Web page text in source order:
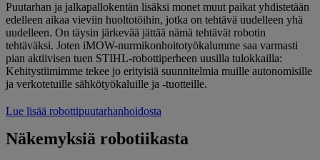
Puutarhan ja jalkapallokentän lisäksi monet muut paikat yhdistetään
edelleen aikaa vieviin huoltotöihin, jotka on tehtävä uudelleen yhä
uudelleen. On täysin järkevää jättää nämä tehtävät robotin
tehtäväksi. Joten iMOW-nurmikonhoitotyökalumme saa varmasti
pian aktiivisen tuen STIHL-robottiperheen uusilla tulokkailla:
Kehitystiimimme tekee jo erityisiä suunnitelmia muille autonomisille
ja verkotetuille sähkötyökaluille ja -tuotteille.
Lue lisää robottipuutarhanhoidosta
Näkemyksiä robotiikasta